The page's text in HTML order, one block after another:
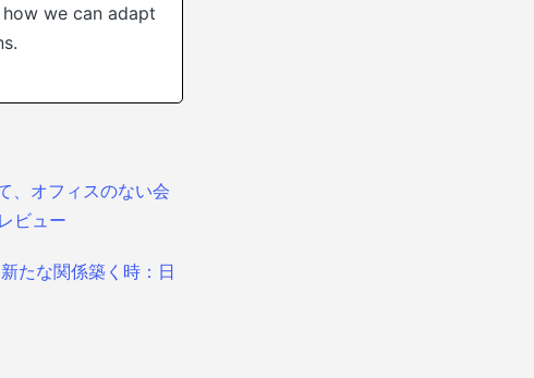
we can adapt
、オフィスのない会
ビュー
たな関係築く時：日